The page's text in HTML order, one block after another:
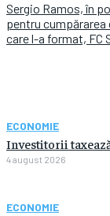
Sergio Ramos, în
pentru cumpărarea
care l-a format, FC
ECONOMIE
Investitorii
4 august 2026
ECONOMIE